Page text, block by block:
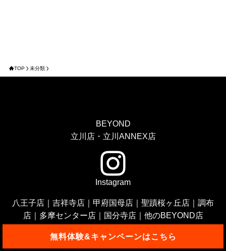
無料体験&キャンペーンはこちら
TOP 未分類
BEYOND
立川店・立川ANNEX店
Instagram
八王子店 ｜ 吉祥寺店 ｜ 甲府国母店 ｜ 聖蹟桜ヶ丘店 ｜ 調布
店｜ 多摩センター店｜ 国分寺店｜ 他のBEYOND店